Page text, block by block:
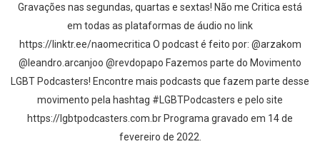
Gravações nas segundas, quartas e sextas! Não me Critica está
em todas as plataformas de áudio no link
https://linktr.ee/naomecritica O podcast é feito por: @arzakom
@leandro.arcanjoo @revdopapo Fazemos parte do Movimento
LGBT Podcasters! Encontre mais podcasts que fazem parte desse
movimento pela hashtag #LGBTPodcasters e pelo site
https://lgbtpodcasters.com.br Programa gravado em 14 de
fevereiro de 2022.